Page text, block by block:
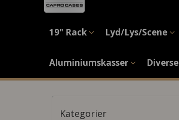
19" Rack Lyd/Lys/Scene
Aluminiumskasser Diverse
Kategorier